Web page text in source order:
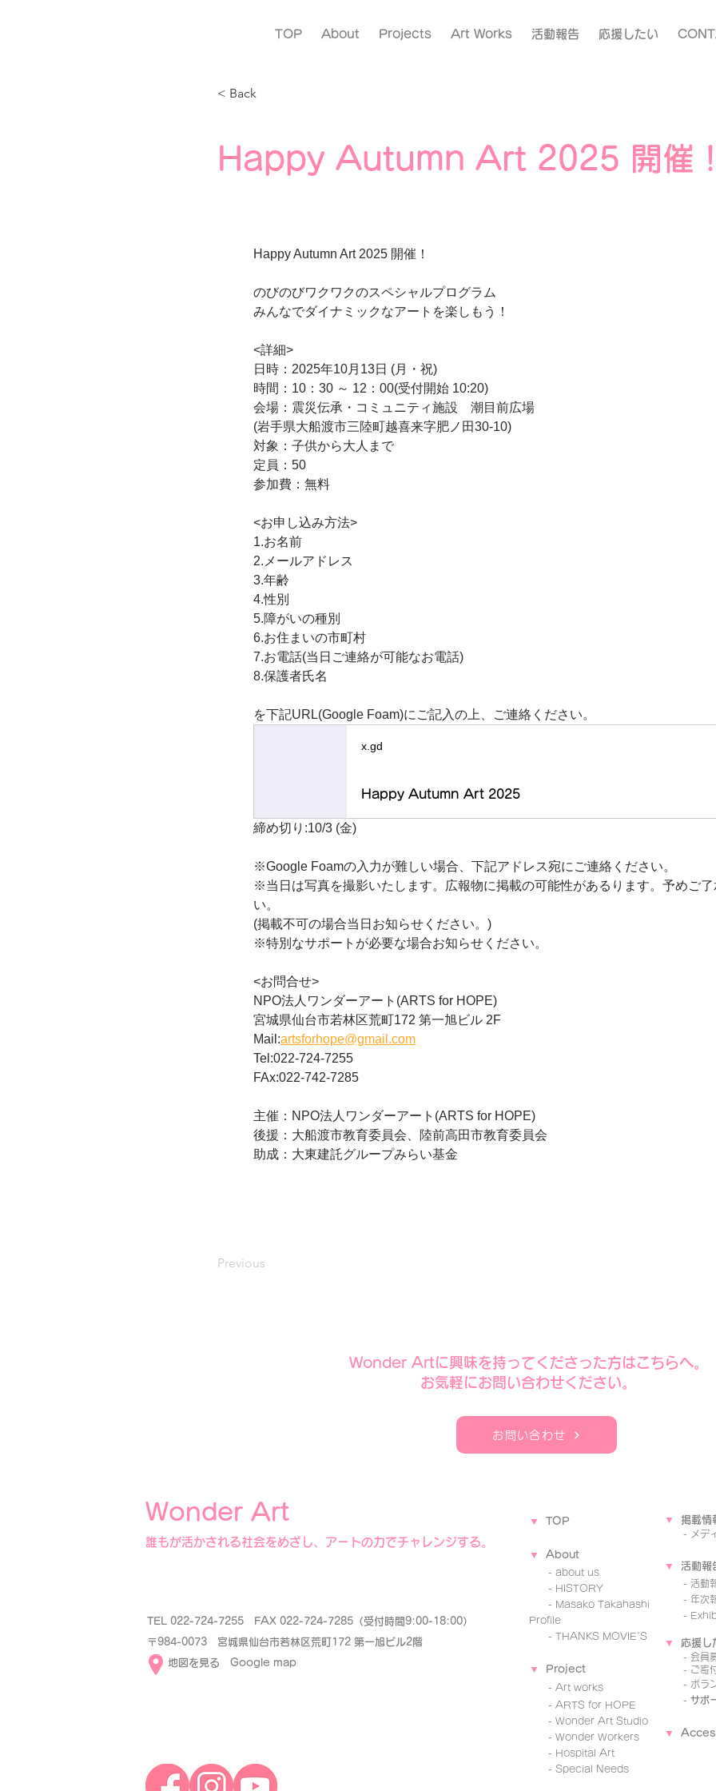
TOP About Projects Art Works 活動報告 応援したい
< Back
Happy Autumn Art 2025 開催
Happy Autumn Art 2025 開催！
のびのびワクワクのスペシャルプログラム
みんなでダイナミックなアートを楽しもう！
<詳細>
日時：2025年10月13日 (月・祝)
時間：10：30 ～ 12：00(受付開始 10:20)
会場：震災伝承・コミュニティ施設　潮目前広場
(岩手県大船渡市三陸町越喜来字肥ノ田30-10)
対象：子供から大人まで
定員：50
参加費：無料
<お申し込み方法>
1.お名前
2.メールアドレス
3.年齢
4.性別
5.障がいの種別
6.お住まいの市町村
7.お電話(当日ご連絡が可能なお電話)
8.保護者氏名
を下記URL(Google Foam)にご記入の上、ご連絡ください。
x.gd
Happy Autumn Art 2025
締め切り:10/3 (金)
※Google Foamの入力が難しい場合、下記アドレス宛にご連絡ください。
※当日は写真を撮影いたします。広報物に掲載の可能性があるります。予めご
い。
(掲載不可の場合当日お知らせください。)
※特別なサポートが必要な場合お知らせください。
<お問合せ>
NPO法人ワンダーアート(ARTS for HOPE)
宮城県仙台市若林区荒町172 第一旭ビル 2F
Mail:artsforhope@gmail.com
Tel:022-724-7255
FAx:022-742-7285
主催：NPO法人ワンダーアート(ARTS for HOPE)
後援：大船渡市教育委員会、陸前高田市教育委員会
助成：大東建託グループみらい基金
Previous
​Wonder Artに興味を持ってくださった方はこちらへ。
​お気軽にお問い合わせください。
お問い合わせ
Wonder Art
誰もが活かされる社会をめざし、アートの力でチャレンジする。
TEL 022-724-7255 FAX 022-724-7285（受付時間9:00-18:00）
〒984-0073 宮城県仙台市若林区荒町172 第一旭ビル2階
​ 地図を見る Google map
▼ TOP
▼ About
- about us
- ​HISTORY
- Masako Takahashi
Profile
- THANKS MOVIE'S
▼ Project
- Art works
- ARTS for HOPE
- Wonder Art Studio
- Wonder Workers
- Hospital Art
- Special Needs
▼ 掲載情
- メデ
▼ 活動報
- 活動
- 年次
-
▼ 応援し
- 会員
- ご寄
- ボラ
- サポ
▼